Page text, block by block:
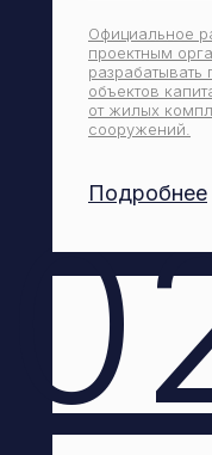
Официальное
проектным
объектов
от жилых
сооружений.
Подробнее